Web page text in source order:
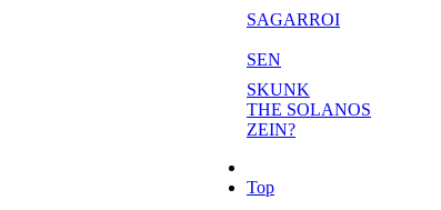
SAGARROI
SEN
SKUNK
THE SOLANOS
ZEIN?
Top